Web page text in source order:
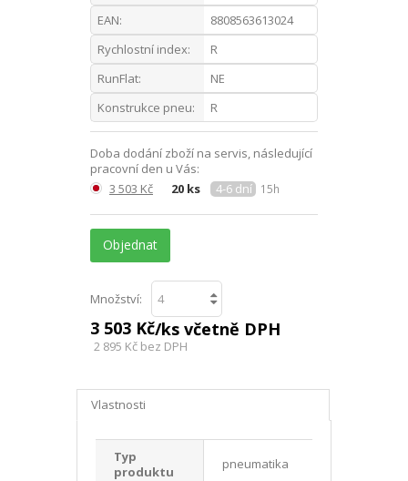
EAN:
8808563613024
Rychlostní index:
R
RunFlat:
NE
Konstrukce pneu:
R
Doba dodání zboží na servis, následující
pracovní den u Vás:
3 503 Kč
20 ks 4-6 dní 15h
Objednat
Množství:
3 503 Kč/ks včetně DPH
2 895 Kč bez DPH
Vlastnosti
Typ
produktu
pneumatika